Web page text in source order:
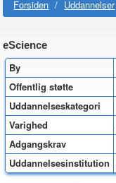
Forsiden / Uddannelser
eScience
By
Offentlig støtte
Uddannelseskategori
Varighed
Adgangskrav
Uddannelsesinstitution